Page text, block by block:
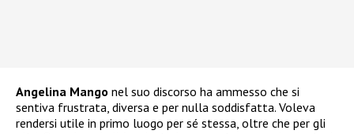
Angelina Mango nel suo discorso ha ammesso che si
sentiva frustrata, diversa e per nulla soddisfatta. Voleva
rendersi utile in primo luogo per sé stessa, oltre che per gli